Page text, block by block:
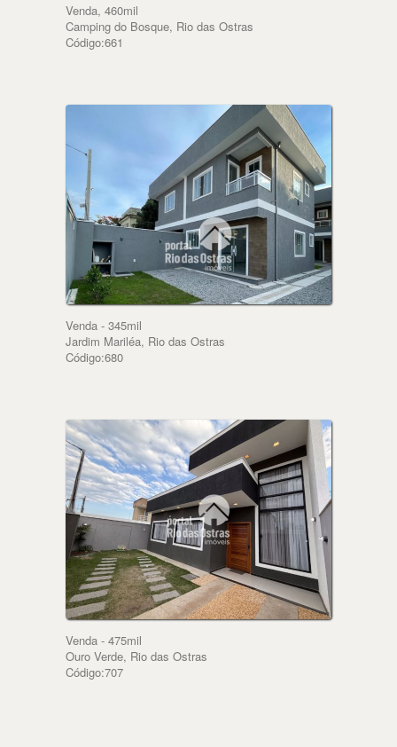
Venda, 460mil
Camping do Bosque, Rio das Ostras
Código:661
Venda - 345mil
Jardim Mariléa, Rio das Ostras
Código:680
Venda - 475mil
Ouro Verde, Rio das Ostras
Código:707